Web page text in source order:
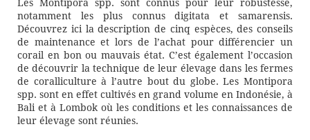
Les Montipora spp. sont connus pour leur robustesse,
notamment les plus connus digitata et samarensis.
Découvrez ici la description de cinq espèces, des conseils
de maintenance et lors de l’achat pour différencier un
corail en bon ou mauvais état. C’est également l’occasion
de découvrir la technique de leur élevage dans les fermes
de coralliculture à l’autre bout du globe. Les Montipora
spp. sont en effet cultivés en grand volume en Indonésie, à
Bali et à Lombok où les conditions et les connaissances de
leur élevage sont réunies.